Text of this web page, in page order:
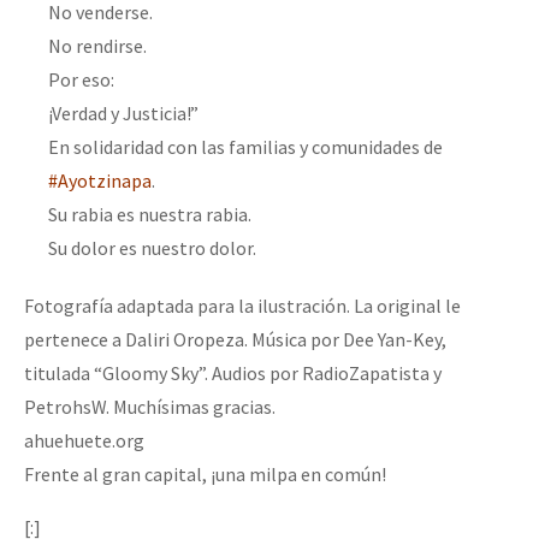
Fotorreportaje
Video
Otras secciones
Semillero Guerra contra la Humanidad. (Las poblaciones y
la naturaleza bajo asedio)
Libros para descargar
Medios Libres
COVID-19
Contacto
[25 abr – CDMX] Tokín por el CNI: 30 años de Resistencia y
No venderse.
No rendirse.
Por eso:
¡Verdad y Justicia!”
En solidaridad con las familias y comunidades de
#Ayotzinapa.
Su rabia es nuestra rabia.
Su dolor es nuestro dolor.
Fotografía adaptada para la ilustración. La original le
pertenece a Daliri Oropeza. Música por Dee Yan-Key,
titulada “Gloomy Sky”. Audios por RadioZapatista y
PetrohsW. Muchísimas gracias.
ahuehuete.org
Frente al gran capital, ¡una milpa en común!
[:]